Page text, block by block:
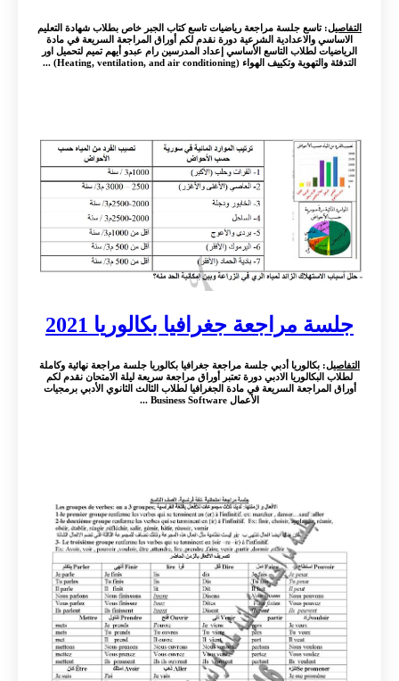
التفاصيل: تاسع جلسة مراجعة رياضيات تاسع كتاب الجبر خاص بطلاب شهادة التعليم
الاساسي والاعدادية الشرعية دورة نقدم لكم أوراق المراجعة السريعة في مادة
الرياضيات لطلاب التاسع الأساسي إعداد المدرسين رام عبدو أيهم تميم لتحميل اور
التدفئة والتهوية وتكييف الهواء (Heating, ventilation, and air conditioning) ...
جلسة مراجعة جغرافيا بكالوريا 2021
التفاصيل: بكالوريا أدبي جلسة مراجعة جغرافيا بكالوريا جلسة مراجعة نهائية وكاملة
لطلاب البكالوريا الادبي دورة تعتبر أوراق مراجعة سريعة ليلة الامتحان نقدم لكم
أوراق المراجعة السريعة في مادة الجغرافيا لطلاب الثالث الثانوي الأدبي برمجيات
الأعمال Business Software ...